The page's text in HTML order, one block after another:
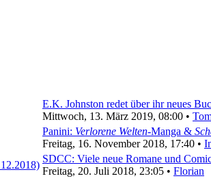
E.K. Johnston redet über ihr neues
Mittwoch, 13. März 2019, 08:00 •
Panini: Verlorene Welten-Manga &
Freitag, 16. November 2018, 17:40 •
SDCC: Viele neue Romane und
Freitag, 20. Juli 2018, 23:05 • Florian